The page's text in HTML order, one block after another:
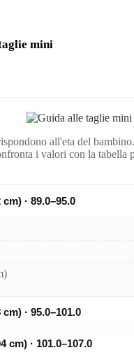
mini
all'eta del
i valori con la tabella
· 89.0–95.0
· 95.0–101.0
cm) · 101.0–107.0